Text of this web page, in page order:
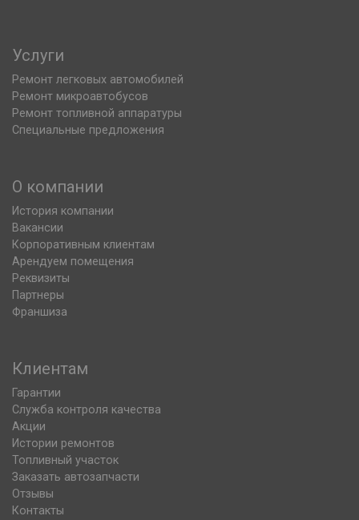
Услуги
Ремонт легковых автомобилей
Ремонт микроавтобусов
Ремонт топливной аппаратуры
Специальные предложения
О компании
История компании
Вакансии
Корпоративным клиентам
Арендуем помещения
Реквизиты
Партнеры
Франшиза
Клиентам
Гарантии
Служба контроля качества
Акции
Истории ремонтов
Топливный участок
Заказать автозапчасти
Отзывы
Контакты